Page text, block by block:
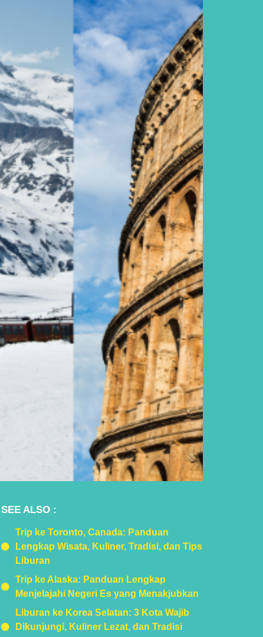
SEE ALSO :
Trip ke Toronto, Canada: Panduan
Lengkap Wisata, Kuliner, Tradisi, dan Tips
Liburan
Trip ke Alaska: Panduan Lengkap
Menjelajahi Negeri Es yang Menakjubkan
Liburan ke Korea Selatan: 3 Kota Wajib
Dikunjungi, Kuliner Lezat, dan Tradisi